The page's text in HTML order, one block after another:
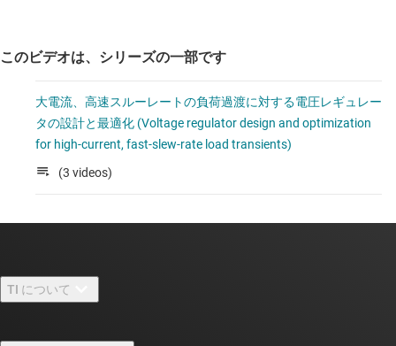
このビデオは、シリーズの一部です
大電流、高速スルーレートの負荷過渡に対する電圧レギュレー
タの設計と最適化 (Voltage regulator design and optimization
for high-current, fast-slew-rate load transients)
(3 videos)
TI について